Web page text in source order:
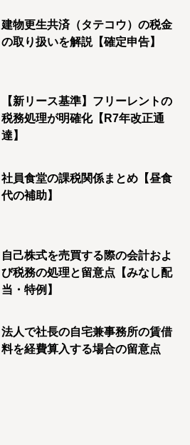
建物更生共済（タテコウ）の税金
の取り扱いを解説【確定申告】
【新リース基準】フリーレントの
税務処理が明確化【R7年改正通
達】
社員食堂の課税関係まとめ【昼食
代の補助】
自己株式を売買する際の会計およ
び税務の処理と留意点【みなし配
当・特例】
法人で社長の自宅兼事務所の賃借
料を経費算入する場合の留意点